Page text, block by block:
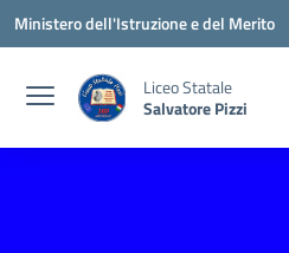
Vai ai contenuti
Vai al menu di navigazione
Vai al footer
Ministero dell'Istruzione e del Merito
Liceo Statale
Salvatore Pizzi